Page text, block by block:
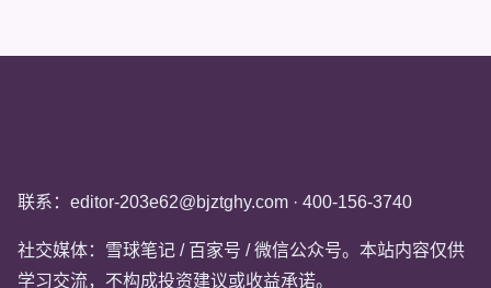
联系：editor-203e62@bjztghy.com · 400-156-3740
社交媒体：雪球笔记 / 百家号 / 微信公众号。本站内容仅供
学习交流，不构成投资建议或收益承诺。